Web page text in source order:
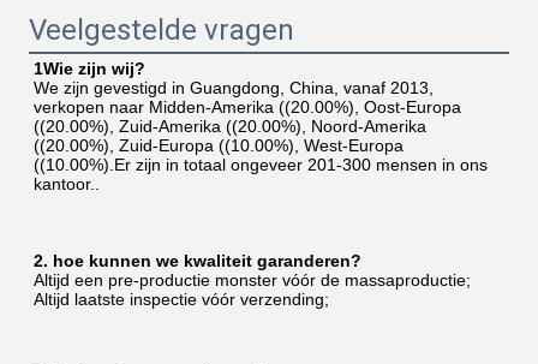
Veelgestelde vragen
1Wie zijn wij?
We zijn gevestigd in Guangdong, China, vanaf 2013,
verkopen naar Midden-Amerika ((20.00%), Oost-Europa
((20.00%), Zuid-Amerika ((20.00%), Noord-Amerika
((20.00%), Zuid-Europa ((10.00%), West-Europa
((10.00%).Er zijn in totaal ongeveer 201-300 mensen in ons
kantoor..
2. hoe kunnen we kwaliteit garanderen?
Altijd een pre-productie monster vóór de massaproductie;
Altijd laatste inspectie vóór verzending;